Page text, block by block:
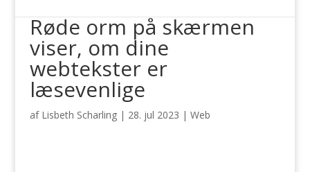
Røde orm på skærmen
viser, om dine
webtekster er
læsevenlige
af Lisbeth Scharling| 28. jul 2023 | Web